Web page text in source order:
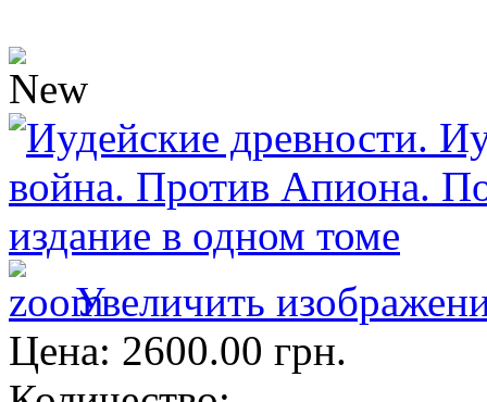
Увеличить
Цена: 2600.00 грн.